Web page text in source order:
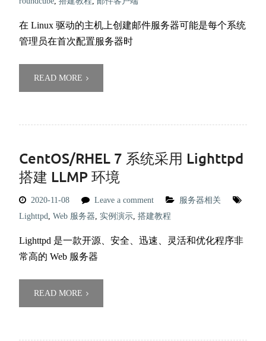
在 Linux 驱动的主机上创建邮件服务器可能是每个系统
管理员在首次配置服务器时
READ MORE
CentOS/RHEL 7 系统采用 Lighttpd
搭建 LLMP 环境
2020-11-08 Leave a comment
服务器相关
Lighttpd, Web 服务器, 实例演示, 搭建教程
Lighttpd 是一款开源、安全、迅速、灵活和优化程序非
常高的 Web 服务器
READ MORE